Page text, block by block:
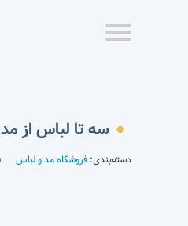
سه تا لباس از
دسته‌بندی: فروشگاه مد و لباس